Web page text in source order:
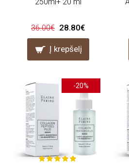
36.00€ 28.80€
Į krepšelį
-20%